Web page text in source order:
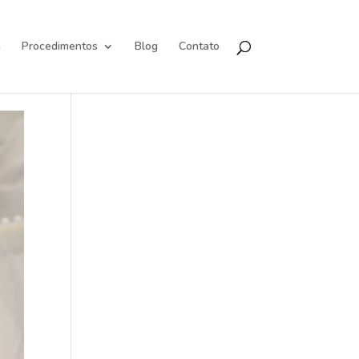
Procedimentos Blog Contato